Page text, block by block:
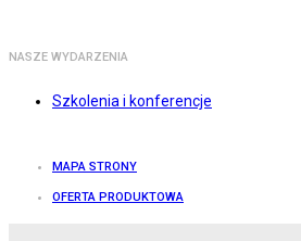
NASZE WYDARZENIA
Szkolenia i konferencje
MAPA STRONY
OFERTA PRODUKTOWA